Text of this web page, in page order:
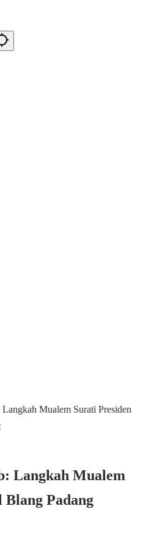
Mualem Surati Presiden
Langkah Mualem
Blang Padang